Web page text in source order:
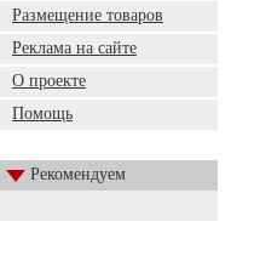
Размещение товаров
Реклама на сайте
О проекте
Помощь
Рекомендуем